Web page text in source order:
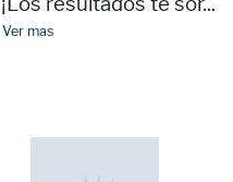
Ver mas